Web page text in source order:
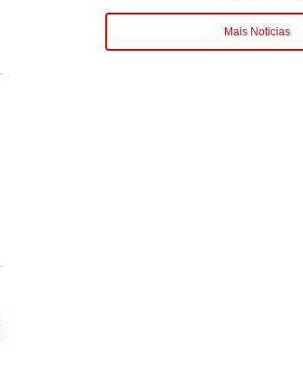
Mais Noticias